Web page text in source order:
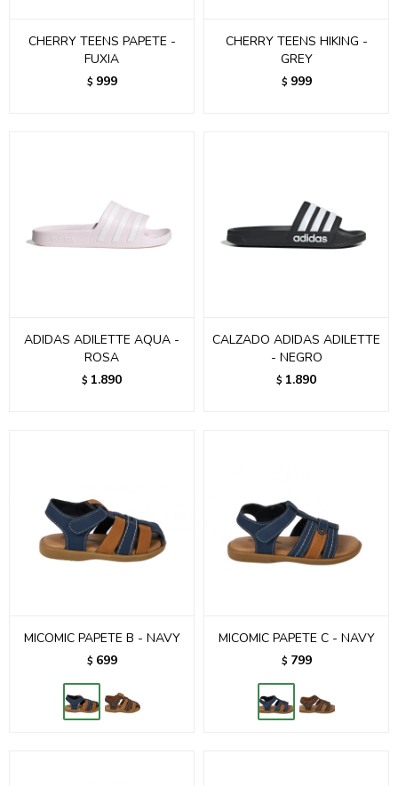
CHERRY TEENS PAPETE -
FUXIA
$ 999
CHERRY TEENS HIKING -
GREY
$ 999
ADIDAS ADILETTE AQUA -
ROSA
$ 1.890
CALZADO ADIDAS ADILETTE
- NEGRO
$ 1.890
MICOMIC PAPETE B - NAVY
$ 699
MICOMIC PAPETE C - NAVY
$ 799